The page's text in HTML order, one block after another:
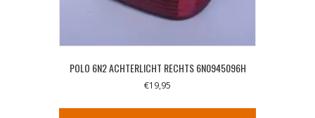
POLO 6N2 ACHTERLICHT RECHTS 6N0945096H
€19,95